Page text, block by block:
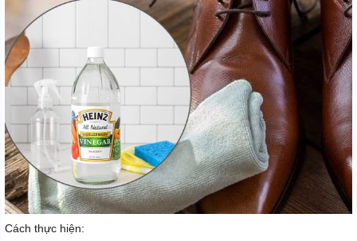
Cách thực hiện: